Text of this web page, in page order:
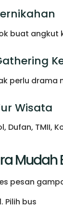
buat angkut
perlu drama
Wisata
Dufan, TMII,
Mudah
pesan
Pilih bus